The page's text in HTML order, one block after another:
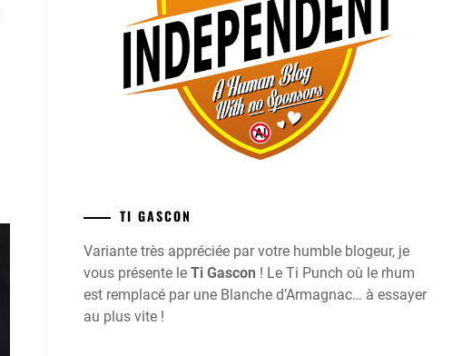
TI GASCON
Variante très appréciée par votre humble blogeur, je
vous présente le Ti Gascon ! Le Ti Punch où le rhum
est remplacé par une Blanche d’Armagnac… à essayer
au plus vite !